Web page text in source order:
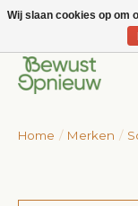
Wij bieden het grootste
Home / Merken /
Wij slaan cookies op om